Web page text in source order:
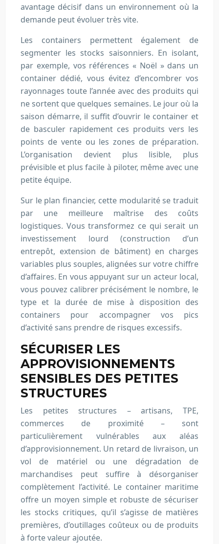
avantage décisif dans un environnement où la
demande peut évoluer très vite.
Les containers permettent également de
segmenter les stocks saisonniers. En isolant,
par exemple, vos références « Noël » dans un
container dédié, vous évitez d’encombrer vos
rayonnages toute l’année avec des produits qui
ne sortent que quelques semaines. Le jour où la
saison démarre, il suffit d’ouvrir le container et
de basculer rapidement ces produits vers les
points de vente ou les zones de préparation.
L’organisation devient plus lisible, plus
prévisible et plus facile à piloter, même avec une
petite équipe.
Sur le plan financier, cette modularité se traduit
par une meilleure maîtrise des coûts
logistiques. Vous transformez ce qui serait un
investissement lourd (construction d’un
entrepôt, extension de bâtiment) en charges
variables plus souples, alignées sur votre chiffre
d’affaires. En vous appuyant sur un acteur local,
vous pouvez calibrer précisément le nombre, le
type et la durée de mise à disposition des
containers pour accompagner vos pics
d’activité sans prendre de risques excessifs.
SÉCURISER LES
APPROVISIONNEMENTS
SENSIBLES DES PETITES
STRUCTURES
Les petites structures – artisans, TPE,
commerces de proximité – sont
particulièrement vulnérables aux aléas
d’approvisionnement. Un retard de livraison, un
vol de matériel ou une dégradation de
marchandises peut suffire à désorganiser
complètement l’activité. Le container maritime
offre un moyen simple et robuste de sécuriser
les stocks critiques, qu’il s’agisse de matières
premières, d’outillages coûteux ou de produits
à forte valeur ajoutée.